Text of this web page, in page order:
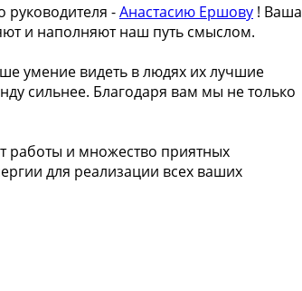
-Анастасию Ершову ! Ваша
и наполняют наш путь смыслом.
умение видеть в людях их лучшие
сильнее. Благодаря вам мы не только
работы и множество приятных
для реализации всех ваших